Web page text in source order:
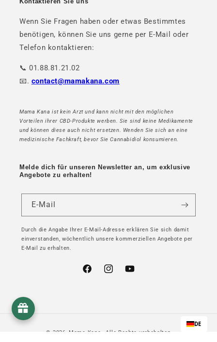
Wenn Sie Fragen haben oder etwas Bestimmtes
benötigen, können Sie uns gerne per E-Mail oder
Telefon kontaktieren:
📞 01.88.81.21.02
📧. contact@mamakana.com
Mama Kana ist kein Arzt und kann nicht mit den möglichen
Vorteilen ihrer CBD-Produkte werben. Sie sind keine Medikamente
und können diese auch nicht ersetzen. Wenden Sie sich an eine
medizinische Fachkraft, bevor Sie Cannabidiol konsumieren.
Melde dich für unseren Newsletter an, um exklusive
Angebote zu erhalten!
E-Mail
Durch die Angabe Ihrer E-Mail-Adresse erklären Sie sich damit
einverstanden, wöchentlich unsere kommerziellen Angebote per
E-Mail zu erhalten.
FacebookInstagramYouTube
© 2026,Mama Kana - Alle Rechte vorbehalten
DE